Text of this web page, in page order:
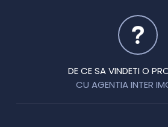
DE CE SA VINDETI O
CU AGENTIA INTER